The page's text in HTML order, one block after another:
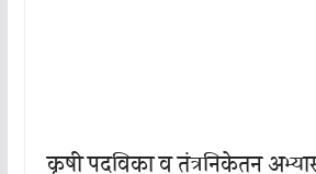
कृषी पदविका व तंत्रनिकेतन